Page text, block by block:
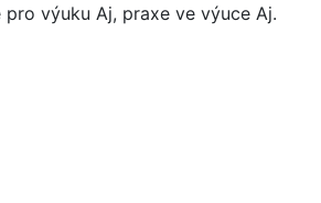
výuku Aj, praxe ve výuce Aj.